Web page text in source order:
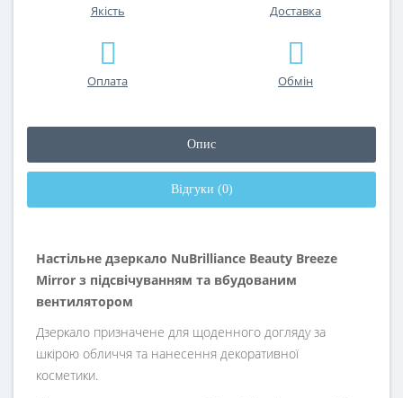
Якість Доставка
Оплата Обмін
Опис
Відгуки (0)
Настільне дзеркало NuBrilliance Beauty Breeze
Mirror з підсвічуванням та вбудованим
вентилятором
Дзеркало призначене для щоденного догляду за
шкірою обличчя та нанесення декоративної
косметики.